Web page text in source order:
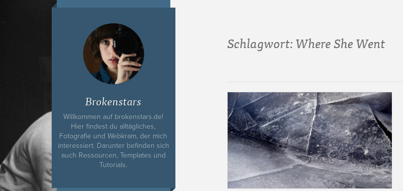
Ich bin Fyn,
23, und
wohne in
Köln
Brokenstars
Willkommen auf brokenstars.de!
Hier findest du alltägliches,
Fotografie und Webkram, der mich
interessiert. Darunter befinden sich
auch Ressourcen, Templates und
Tutorials.
Schlagwort:Where She Went